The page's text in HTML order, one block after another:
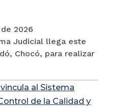
2026
Judicial llega este
Chocó, para realizar
al Sistema
de la Calidad y